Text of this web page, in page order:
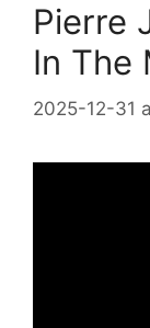
Pierre
In The
2025-12-31